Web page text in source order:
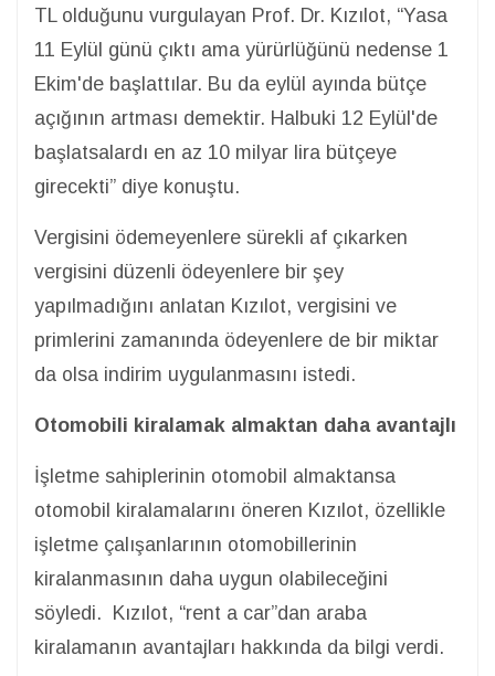
TL olduğunu vurgulayan Prof. Dr. Kızılot, “Yasa
11 Eylül günü çıktı ama yürürlüğünü nedense 1
Ekim'de başlattılar. Bu da eylül ayında bütçe
açığının artması demektir. Halbuki 12 Eylül'de
başlatsalardı en az 10 milyar lira bütçeye
girecekti” diye konuştu.
Vergisini ödemeyenlere sürekli af çıkarken
vergisini düzenli ödeyenlere bir şey
yapılmadığını anlatan Kızılot, vergisini ve
primlerini zamanında ödeyenlere de bir miktar
da olsa indirim uygulanmasını istedi.
Otomobili kiralamak almaktan daha avantajlı
İşletme sahiplerinin otomobil almaktansa
otomobil kiralamalarını öneren Kızılot, özellikle
işletme çalışanlarının otomobillerinin
kiralanmasının daha uygun olabileceğini
söyledi. Kızılot, “rent a car”dan araba
kiralamanın avantajları hakkında da bilgi verdi.